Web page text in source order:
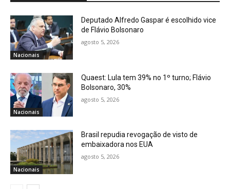
Nacionais
Deputado Alfredo Gaspar é escolhido vice
de Flávio Bolsonaro
agosto 5, 2026
Nacionais
Quaest: Lula tem 39% no 1º turno; Flávio
Bolsonaro, 30%
agosto 5, 2026
Nacionais
Brasil repudia revogação de visto de
embaixadora nos EUA
agosto 5, 2026